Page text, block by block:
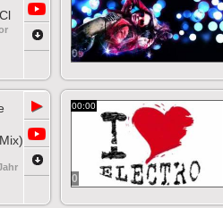
0
▶ 00:00
0